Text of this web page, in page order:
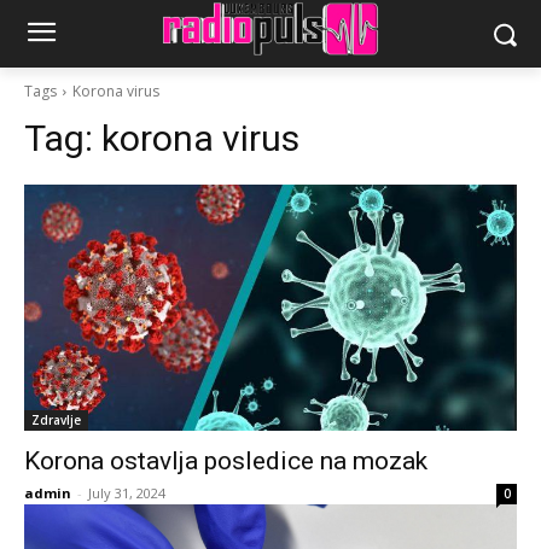
Tags Korona virus
Tag: korona virus
Zdravlje
Korona ostavlja posledice na mozak
admin - July 31, 2024 0